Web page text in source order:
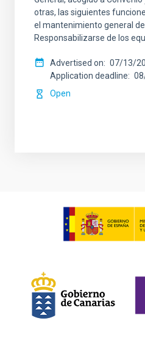
otras, las siguientes
el mantenimiento general
Responsabilizarse de los
Advertised on
07/13/
Application deadline
Open